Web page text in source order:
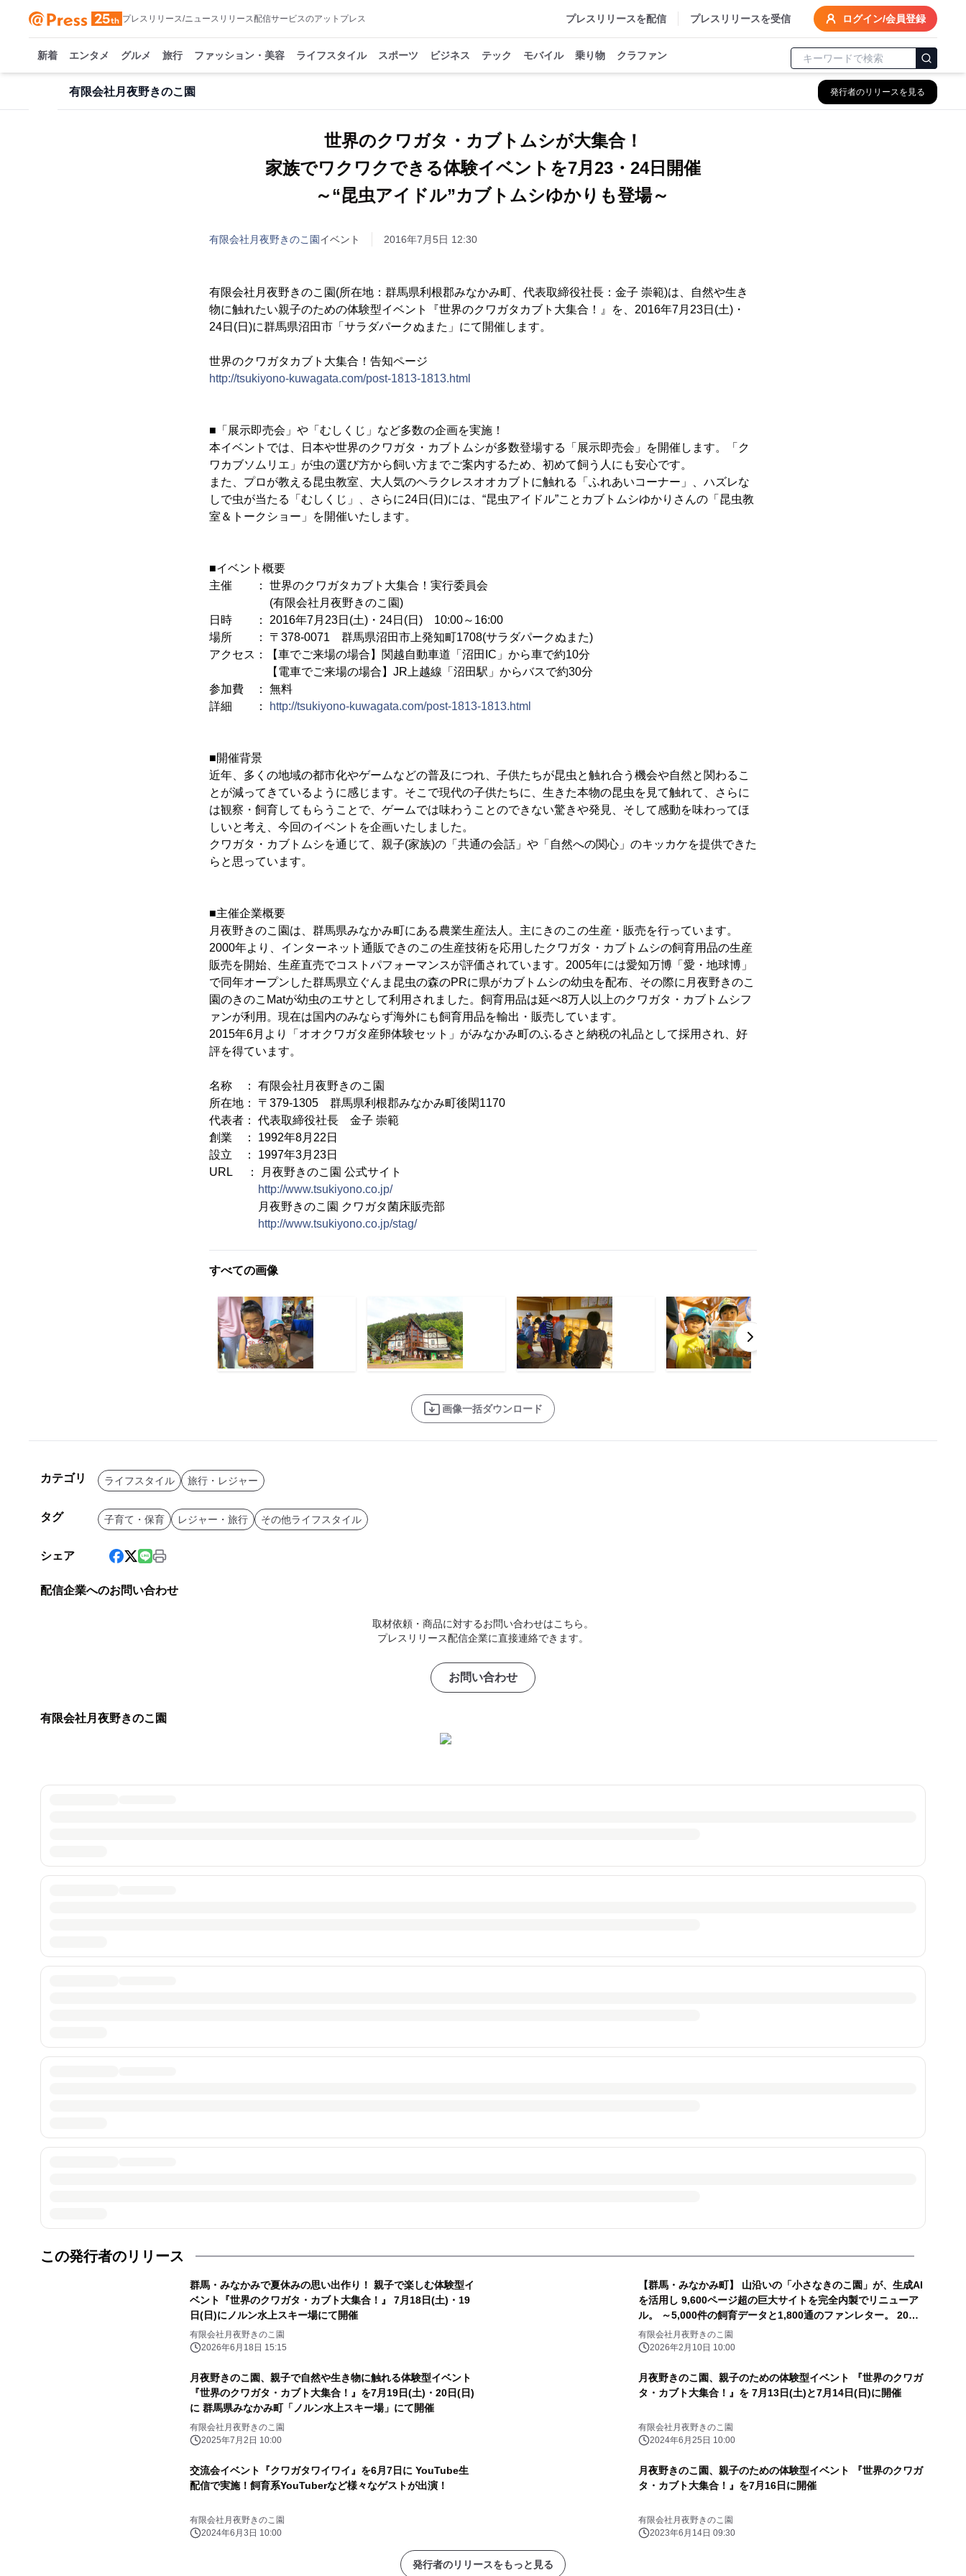
プレスリリース/ニュースリリース配信サービスのアットプレス プレスリリースを配信 プレスリリースを受信 ログイン/会員登録
新着 エンタメ グルメ 旅行 ファッション・美容 ライフスタイル スポーツ ビジネス テック モバイル 乗り物 クラファン
有限会社月夜野きのこ園 発行者のリリースを見る
世界のクワガタ・カブトムシが大集合！
家族でワクワクできる体験イベントを7月23・24日開催
～“昆虫アイドル”カブトムシゆかりも登場～
有限会社月夜野きのこ園イベント 2016年7月5日 12:30
有限会社月夜野きのこ園(所在地：群馬県利根郡みなかみ町、代表取締役社長：金子 崇範)は、自然や生き
物に触れたい親子のための体験型イベント『世界のクワガタカブト大集合！』を、2016年7月23日(土)・
24日(日)に群馬県沼田市「サラダパークぬまた」にて開催します。
世界のクワガタカブト大集合！告知ページ
http://tsukiyono-kuwagata.com/post-1813-1813.html
■「展示即売会」や「むしくじ」など多数の企画を実施！
本イベントでは、日本や世界のクワガタ・カブトムシが多数登場する「展示即売会」を開催します。「ク
ワカブソムリエ」が虫の選び方から飼い方までご案内するため、初めて飼う人にも安心です。
また、プロが教える昆虫教室、大人気のヘラクレスオオカブトに触れる「ふれあいコーナー」、ハズレな
しで虫が当たる「むしくじ」、さらに24日(日)には、“昆虫アイドル”ことカブトムシゆかりさんの「昆虫教
室＆トークショー」を開催いたします。
■イベント概要
主催 ： 世界のクワガタカブト大集合！実行委員会
(有限会社月夜野きのこ園)
日時 ： 2016年7月23日(土)・24日(日) 10:00～16:00
場所 ： 〒378-0071 群馬県沼田市上発知町1708(サラダパークぬまた)
アクセス：【車でご来場の場合】関越自動車道「沼田IC」から車で約10分
【電車でご来場の場合】JR上越線「沼田駅」からバスで約30分
参加費 ： 無料
詳細 ：
http://tsukiyono-kuwagata.com/post-1813-1813.html
■開催背景
近年、多くの地域の都市化やゲームなどの普及につれ、子供たちが昆虫と触れ合う機会や自然と関わるこ
とが減ってきているように感じます。そこで現代の子供たちに、生きた本物の昆虫を見て触れて、さらに
は観察・飼育してもらうことで、ゲームでは味わうことのできない驚きや発見、そして感動を味わってほ
しいと考え、今回のイベントを企画いたしました。
クワガタ・カブトムシを通じて、親子(家族)の「共通の会話」や「自然への関心」のキッカケを提供できた
らと思っています。
■主催企業概要
月夜野きのこ園は、群馬県みなかみ町にある農業生産法人。主にきのこの生産・販売を行っています。
2000年より、インターネット通販できのこの生産技術を応用したクワガタ・カブトムシの飼育用品の生産
販売を開始、生産直売でコストパフォーマンスが評価されています。2005年には愛知万博「愛・地球博」
で同年オープンした群馬県立ぐんま昆虫の森のPRに県がカブトムシの幼虫を配布、その際に月夜野きのこ
園のきのこMatが幼虫のエサとして利用されました。飼育用品は延べ8万人以上のクワガタ・カブトムシフ
ァンが利用。現在は国内のみならず海外にも飼育用品を輸出・販売しています。
2015年6月より「オオクワガタ産卵体験セット」がみなかみ町のふるさと納税の礼品として採用され、好
評を得ています。
名称 ： 有限会社月夜野きのこ園
所在地： 〒379-1305 群馬県利根郡みなかみ町後閑1170
代表者： 代表取締役社長 金子 崇範
創業 ： 1992年8月22日
設立 ： 1997年3月23日
URL ： 月夜野きのこ園 公式サイト
http://www.tsukiyono.co.jp/
月夜野きのこ園 クワガタ菌床販売部
http://www.tsukiyono.co.jp/stag/
すべての画像
画像一括ダウンロード
カテゴリ ライフスタイル 旅行・レジャー
タグ 子育て・保育 レジャー・旅行 その他ライフスタイル
シェア
配信企業へのお問い合わせ
取材依頼・商品に対するお問い合わせはこちら。
プレスリリース配信企業に直接連絡できます。
お問い合わせ
有限会社月夜野きのこ園
この発行者のリリース
群馬・みなかみで夏休みの思い出作り！ 親子で楽しむ体験型イ
ベント『世界のクワガタ・カブト大集合！』 7月18日(土)・19
日(日)にノルン水上スキー場にて開催
有限会社月夜野きのこ園
2026年6月18日 15:15
【群馬・みなかみ町】 山沿いの「小さなきのこ園」が、生成AI
を活用し 9,600ページ超の巨大サイトを完全内製でリニューア
ル。 ～5,000件の飼育データと1,800通のファンレター。 20年
分の「集合知」と「絆」を次世代につなぐDX事例～
有限会社月夜野きのこ園
2026年2月10日 10:00
月夜野きのこ園、親子で自然や生き物に触れる体験型イベント
『世界のクワガタ・カブト大集合！』を7月19日(土)・20日(日)
に 群馬県みなかみ町「ノルン水上スキー場」にて開催
有限会社月夜野きのこ園
2025年7月2日 10:00
月夜野きのこ園、親子のための体験型イベント 『世界のクワガ
タ・カブト大集合！』を 7月13日(土)と7月14日(日)に開催
有限会社月夜野きのこ園
2024年6月25日 10:00
交流会イベント『クワガタワイワイ』を6月7日に YouTube生
配信で実施！飼育系YouTuberなど様々なゲストが出演！
有限会社月夜野きのこ園
2024年6月3日 10:00
月夜野きのこ園、親子のための体験型イベント 『世界のクワガ
タ・カブト大集合！』を7月16日に開催
有限会社月夜野きのこ園
2023年6月14日 09:30
発行者のリリースをもっと見る